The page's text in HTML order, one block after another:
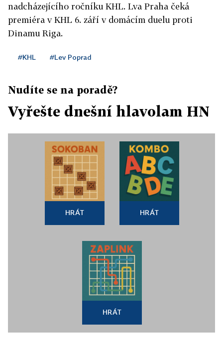
nadcházejícího ročníku KHL. Lva Praha čeká
premiéra v KHL 6. září v domácím duelu proti
Dinamu Riga.
#KHL #Lev Poprad
Nudíte se na poradě?
Vyřešte dnešní hlavolam HN
HRÁT HRÁT
HRÁT